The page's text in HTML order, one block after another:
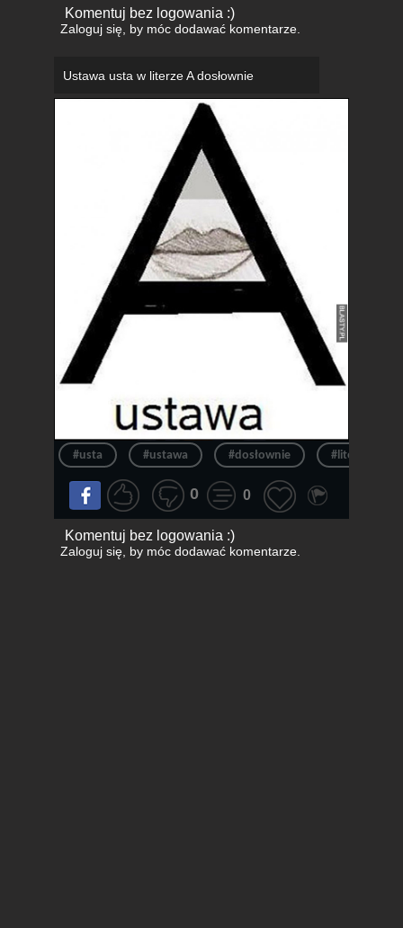
Komentuj bez logowania :)
Zaloguj się, by móc dodawać komentarze.
Ustawa usta w literze A dosłownie
#usta #ustawa #dosłownie #litera
0 0
Komentuj bez logowania :)
Zaloguj się, by móc dodawać komentarze.